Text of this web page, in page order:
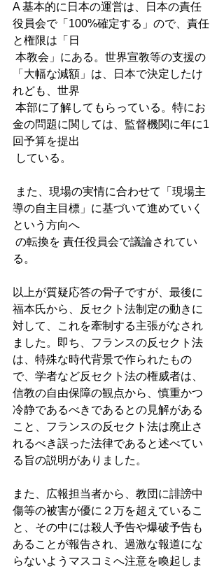
A 基本的に日本の運営は、日本の責任
役員会で「100%確定する」ので、責任
と権限は「日
「大幅な減額」は、日本で決定したけ
れども、世界
金の問題に関しては、監督機関に年に1
回予算を提出
している。
導の自主目標」に基づいて進めていく
という方向へ
る。
以上が質疑応答の骨子ですが、最後に
福本氏から、反セクト法制定の動きに
対して、これを牽制する主張がなされ
ました。即ち、フランスの反セクト法
は、特殊な時代背景で作られたもの
で、学者など反セクト法の権威者は、
信教の自由保障の観点から、慎重かつ
冷静であるべきであるとの見解がある
こと、フランスの反セクト法は廃止さ
れるべき誤った法律であると述べてい
る旨の説明がありました。
また、広報担当者から、教団に誹謗中
傷等の被害が優に２万を超えているこ
と、その中には殺人予告や爆破予告も
あることが報告され、過激な報道にな
らないようマスコミへ注意を喚起しま